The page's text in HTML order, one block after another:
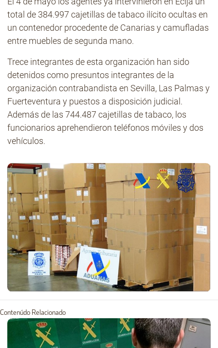
total de 384.997 cajetillas de tabaco ilícito ocultas en
un contenedor procedente de Canarias y camufladas
entre muebles de segunda mano.
Trece integrantes de esta organización han sido
detenidos como presuntos integrantes de la
organización contrabandista en Sevilla, Las Palmas y
Fuerteventura y puestos a disposición judicial.
Además de las 744.487 cajetillas de tabaco, los
funcionarios aprehendieron teléfonos móviles y dos
vehículos.
Contenúdo Relacionado